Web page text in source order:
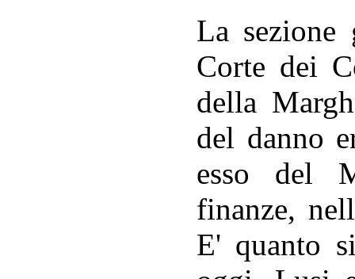
La
Corte dei
della
del danno
esso del
finanze,
E' quanto